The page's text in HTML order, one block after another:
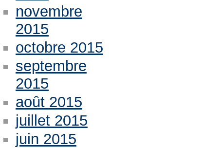
novembre
2015
octobre 2015
septembre
2015
août 2015
juillet 2015
juin 2015